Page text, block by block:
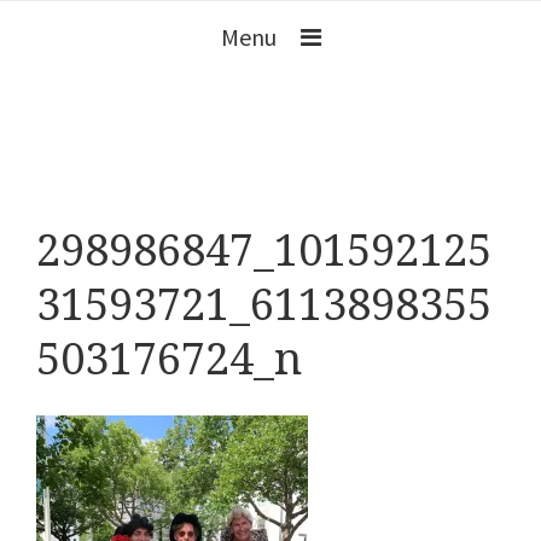
Menu
298986847_101592125
31593721_6113898355
503176724_n